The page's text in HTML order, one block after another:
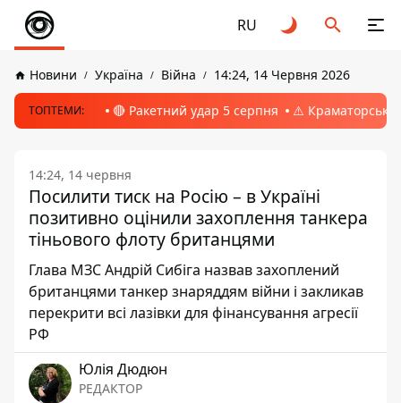
RU
Новини Україна Війна 14:24, 14 Червня 2026
ТОПТЕМИ: 🔴 Ракетний удар 5 серпня ⚠️ Краматорськ,
14:24, 14 червня
Посилити тиск на Росію – в Україні
позитивно оцінили захоплення танкера
тіньового флоту британцями
Глава МЗС Андрій Сибіга назвав захоплений
британцями танкер знаряддям війни і закликав
перекрити всі лазівки для фінансування агресії
РФ
Юлія Дюдюн
РЕДАКТОР